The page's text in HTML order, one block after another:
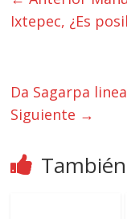
Ixtepec, ¿Es
Da Sagarpa
Siguiente →